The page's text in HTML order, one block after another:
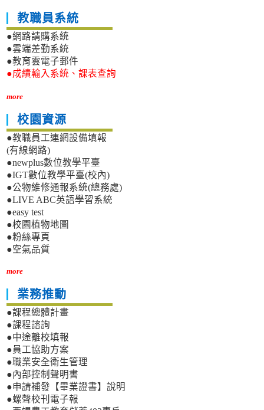
教職員系統
●網路請購系統
●雲端差勤系統
●教育雲電子郵件
●成績輸入系統、課表查詢
more
校園資源
●教職員工連網設備填報
(有線網路)
●newplus數位教學平臺
●IGT數位教學平臺(校內)
●公物維修通報系統(總務處)
●LIVE ABC英語學習系統
●easy test
●校園植物地圖
●粉絲專頁
●空氣品質
more
業務推動
●課程總體計畫
●課程諮詢
●中途離校填報
●員工協助方案
●職業安全衛生管理
●內部控制聲明書
●申請補發【畢業證書】說明
●螺聲校刊電子報